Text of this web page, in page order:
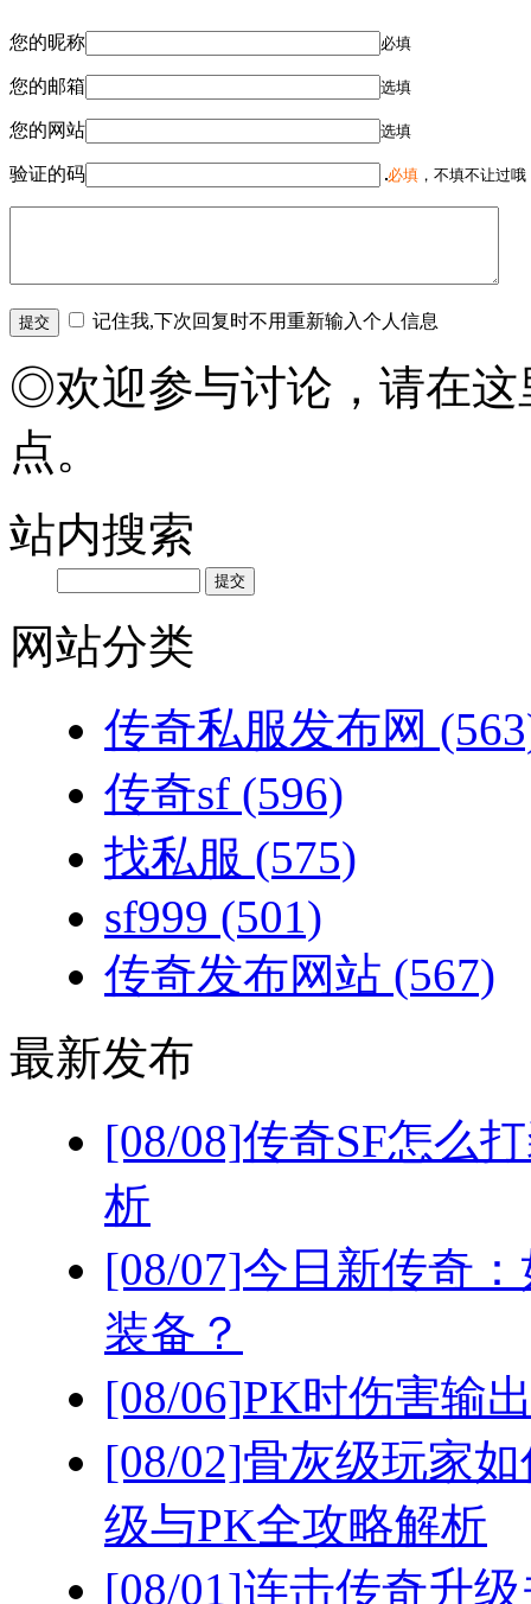
您的昵称 必填
您的邮箱 选填
您的网站 选填
验证的码 必填 ，不填不让过
记住我,下次回复时不用重新输入个人信息
◎欢迎参与讨论，请在这
点。
站内搜索
网站分类
传奇私服发布网
传奇sf (596)
找私服 (575)
sf999 (501)
传奇发布网站 (567)
最新发布
[08/08]传奇SF怎么
析
[08/07]今日新传奇
装备？
[08/06]PK时伤害输
[08/02]骨灰级玩家
级与PK全攻略解析
[08/01]连击传奇升